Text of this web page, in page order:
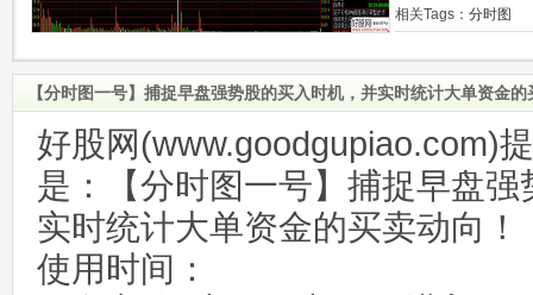
相关Tags： 分时图
【分时图一号】捕捉早盘强势股的买入时机，并实时统计大单资金
好股网(www.goodgupiao.com)
是：【分时图一号】捕捉早盘
实时统计大单资金的买卖动向！
使用时间：